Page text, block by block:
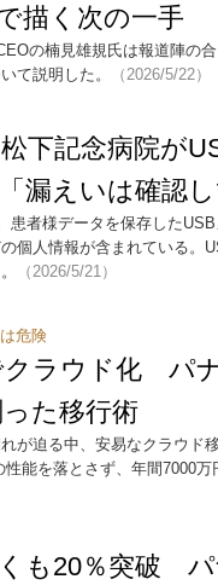
描く次の一手
の楠見雄規氏は報道陣の
て説明した。
（2026/5/22）
下記念病院が
漏えいは確認
患者様データを保存した
個人情報が含まれている。
（2026/5/21）
危険
クラウド化 パ
た移行術
が迫る中、安易なクラウド
能を落とさず、年間7000
も20％突破